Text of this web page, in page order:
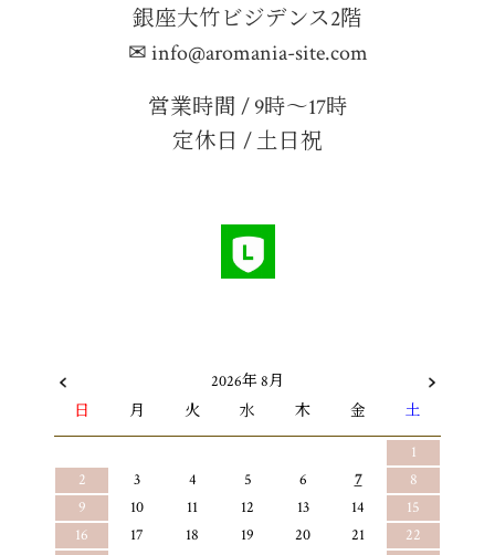
銀座大竹ビジデンス2階
✉ info@aromania-site.com
営業時間 / 9時〜17時
定休日 / 土日祝
2026年 8月
日
月 火 水 木 金 土
1
2
3 4 5 6 7
8
9
10 11 12 13 14
15
16
17 18 19 20 21
22